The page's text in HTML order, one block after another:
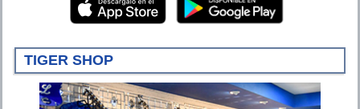
TIGER SHOP